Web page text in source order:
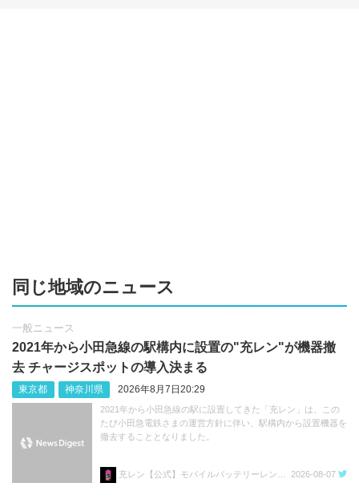
同じ地域のニュース
一般ニュース
2021年から小田急線の駅構内に設置の"充レン"が機器撤
去 チャージスポットの導入決まる
東京都 神奈川県 2026年8月7日20:29
2021年から小田急線の駅に設置してきた「充レン」は、この
たび小田急電鉄さまの運営方針に伴い、駅構内から設置機器を
撤去することとなりました。
2026-08-07